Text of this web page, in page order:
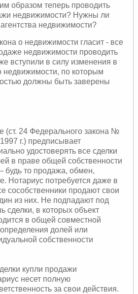
образом теперь проводить
недвижимости? Нужны ли
недвижимости?
о недвижимости гласит - все
недвижимости проводить
вступили в силу изменения в
недвижимости, по которым
должны быть заверены
(ст. 24 Федерального закона №
г.) предписывает
удостоверять все сделки
в праве общей собственности
будь то продажа, обмен,
Нотариус потребуется даже в
сособственники продают свои
из них. Не подпадают под
сделки, в которых объект
в общей совместной
долей или
собственности
купли продажи
несет полную
за свои действия.